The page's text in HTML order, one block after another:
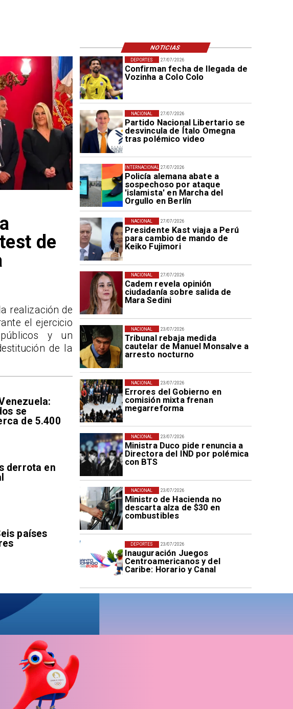
27/07/2026
Confirman fecha de llegada de
Vozinha a Colo Colo
DEPORTES
27/07/2026
Partido Nacional Libertario se
desvincula de Ítalo Omegna
tras polémico video
NACIONAL
27/07/2026
Policía alemana abate a
sospechoso por ataque
'islamista' en Marcha del
Orgullo en Berlín
INTERNACIONAL
27/07/2026
Presidente Kast viaja a Perú
para cambio de mando de
Keiko Fujimori
NACIONAL
27/07/2026
Cadem revela opinión
ciudadanía sobre salida de
Mara Sedini
NACIONAL
23/07/2026
Tribunal rebaja medida
cautelar de Manuel Monsalve a
arresto nocturno
NACIONAL
23/07/2026
Errores del Gobierno en
comisión mixta frenan
megarreforma
NACIONAL
23/07/2026
Ministra Duco pide renuncia a
Directora del IND por polémica
con BTS
NACIONAL
23/07/2026
Ministro de Hacienda no
descarta alza de $30 en
combustibles
NACIONAL
23/07/2026
Inauguración Juegos
Centroamericanos y del
Caribe: Horario y Canal
DEPORTES
se
de 5.400
derrota en
países
de
realización de
el ejercicio
y un
de la
NOTICIAS